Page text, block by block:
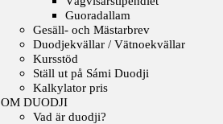
Guoradallam
Gesäll- och Mästarbrev
Duodjekvällar / Vätnoekvällar
Kursstöd
Ställ ut på Sámi Duodji
Kalkylator pris
OM DUODJI
Vad är duodji?